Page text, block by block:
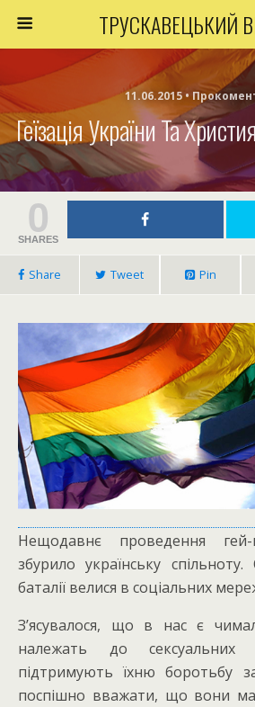
ТРУСКАВЕЦЬКИЙ
11.06.2015 •
Геїзація України Та
0
SHARES
Share Tweet Pin
Нещодавнє проведення
збурило українську
баталії велися в соціальних
З’ясувалося, що в нас є
належать до
підтримують їхню боротьбу
поспішно вважати, що вони